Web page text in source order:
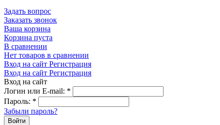
Задать вопрос
Заказать звонок
Ваша корзина
Корзина пуста
В сравнении
Нет товаров в сравнении
Вход на сайт Регистрация
Вход на сайт Регистрация
Вход на сайт
Логин или E-mail: *
Пароль: *
Забыли пароль?
Войти